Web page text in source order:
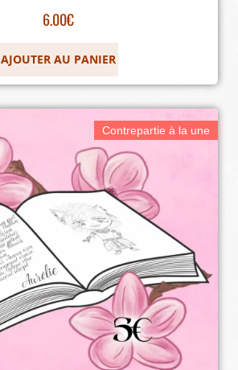
6.00€
AJOUTER AU PANIER
Contrepartie à la une